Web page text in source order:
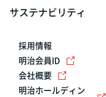
サステナビリティ
採用情報
明治会員ID
会社概要
明治ホールディン